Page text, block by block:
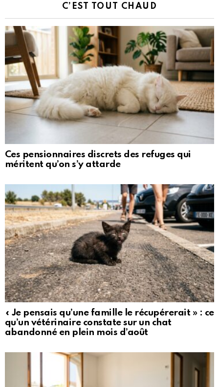
C’EST TOUT CHAUD
Ces pensionnaires discrets des refuges qui
méritent qu’on s’y attarde
« Je pensais qu’une famille le récupérerait » : ce
qu’un vétérinaire constate sur un chat
abandonné en plein mois d’août